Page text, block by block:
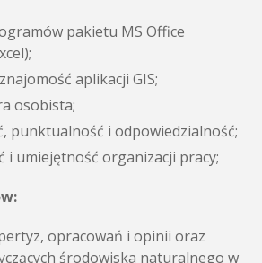
pakietu MS Office
aplikacji GIS;
osobista;
punktualność i odpowiedzialność;
i umiejętność organizacji pracy;
opracowań i opinii oraz
środowiska naturalnego w